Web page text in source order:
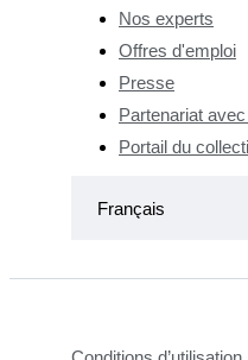
Nos experts
Offres d'emploi
Presse
Partenariat
Portail du